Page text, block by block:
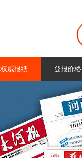
权威报纸 登报价格